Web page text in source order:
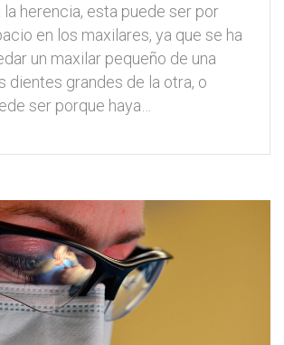
la herencia, esta puede ser por
en los maxilares, ya que se ha
un maxilar pequeño de una
dientes grandes de la otra, o
ser porque haya…